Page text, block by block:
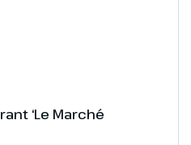
‘Le Marché